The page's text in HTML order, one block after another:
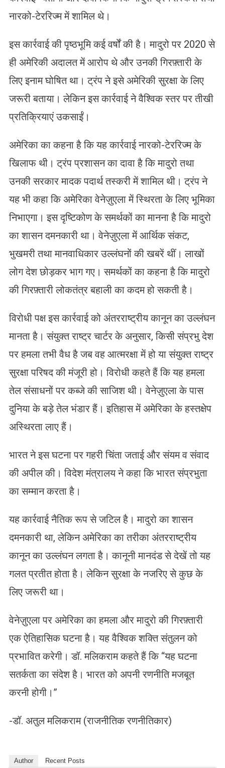
नारको-टेररिज्म में शामिल थे।
इस कार्रवाई की पृष्ठभूमि कई वर्षों की है। मादुरो पर 2020 से
ही अमेरिकी अदालत में आरोप थे और उनकी गिरफ़्तारी के
लिए इनाम घोषित था। ट्रंप ने इसे अमेरिकी सुरक्षा के लिए
जरूरी बताया। लेकिन इस कार्रवाई ने वैश्विक स्तर पर तीखी
प्रतिक्रियाएं उकसाईं।
अमेरिका का कहना है कि यह कार्रवाई नारको-टेररिज्म के
खिलाफ थी। ट्रंप प्रशासन का दावा है कि मादुरो तथा
उनकी सरकार मादक पदार्थ तस्करी में शामिल थी। ट्रंप ने
यह भी कहा कि अमेरिका वेनेज़ुएला में स्थिरता के लिए भूमिका
निभाएगा। इस दृष्टिकोण के समर्थकों का मानना है कि मादुरो
का शासन दमनकारी था। वेनेज़ुएला में आर्थिक संकट,
भुखमरी तथा मानवाधिकार उल्लंघनों की खबरें थीं। लाखों
लोग देश छोड़कर भाग गए। समर्थकों का कहना है कि मादुरो
की गिरफ़्तारी लोकतंत्र बहाली का कदम हो सकती है।
विरोधी पक्ष इस कार्रवाई को अंतरराष्ट्रीय कानून का उल्लंघन
मानता है। संयुक्त राष्ट्र चार्टर के अनुसार, किसी संप्रभु देश
पर हमला तभी वैध है जब वह आत्मरक्षा में हो या संयुक्त राष्ट्र
सुरक्षा परिषद की मंजूरी हो। विरोधी कहते हैं कि यह हमला
तेल संसाधनों पर कब्जे की साजिश थी। वेनेज़ुएला के पास
दुनिया के बड़े तेल भंडार हैं। इतिहास में अमेरिका के हस्तक्षेप
अस्थिरता लाए हैं।
भारत ने इस घटना पर गहरी चिंता जताई और संयम व संवाद
की अपील की। विदेश मंत्रालय ने कहा कि भारत संप्रभुता
का सम्मान करता है।
यह कार्रवाई नैतिक रूप से जटिल है। मादुरो का शासन
दमनकारी था, लेकिन अमेरिका का तरीका अंतरराष्ट्रीय
कानून का उल्लंघन लगता है। कानूनी मानदंड से देखें तो यह
गलत प्रतीत होता है। लेकिन सुरक्षा के नजरिए से कुछ के
लिए जरूरी था।
वेनेज़ुएला पर अमेरिका का हमला और मादुरो की गिरफ़्तारी
एक ऐतिहासिक घटना है। यह वैश्विक शक्ति संतुलन को
प्रभावित करेगी। डॉ. मलिकराम कहते हैं कि “यह घटना
सतर्कता का संदेश है। भारत को अपनी रणनीति मजबूत
करनी होगी।”
-डॉ. अतुल मलिकराम (राजनीतिक रणनीतिकार)
Author Recent Posts